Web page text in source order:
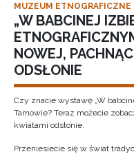
MUZEUM ETNOGRAFICZNE
„W BABCINEJ
NOWEJ,
ODSŁONIE
Czy znacie wystawę „W
Tarnowie? Teraz możecie
kwiatami odsłonie.
Przeniesiecie się w świat